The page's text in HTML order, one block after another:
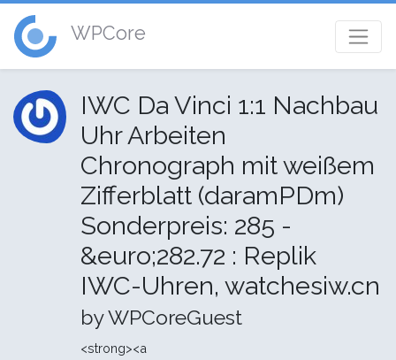
WPCore
IWC Da Vinci 1:1 Nachbau
Uhr Arbeiten
Chronograph mit weißem
Zifferblatt (daramPDm)
Sonderpreis: 285 -
&euro;282.72 : Replik
IWC-Uhren, watchesiw.cn
by WPCoreGuest
<strong><a